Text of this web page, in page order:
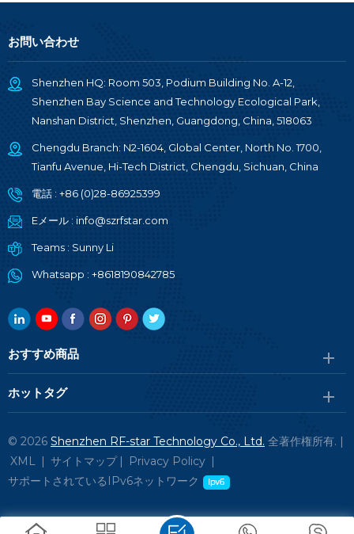
お問い合わせ
Shenzhen HQ: Room 503, Podium Building No. A-12,
Shenzhen Bay Science and Technology Ecological Park,
Nanshan District, Shenzhen, Guangdong, China, 518063
Chengdu Branch: N2-1604, Global Center, North No. 1700,
Tianfu Avenue, Hi-Tech District, Chengdu, Sichuan, China
電話 : +86 (0)28-86925399
Eメール : info@szrfstar.com
Teams : Sunny Li
Whatsapp : +8618190842785
おすすめ商品
ホットタグ
© 2026 Shenzhen RF-star Technology Co., Ltd. 全著作権所有. |
XML | サイトマップ | Privacy Policy |
サポートされているIPv6ネットワーク